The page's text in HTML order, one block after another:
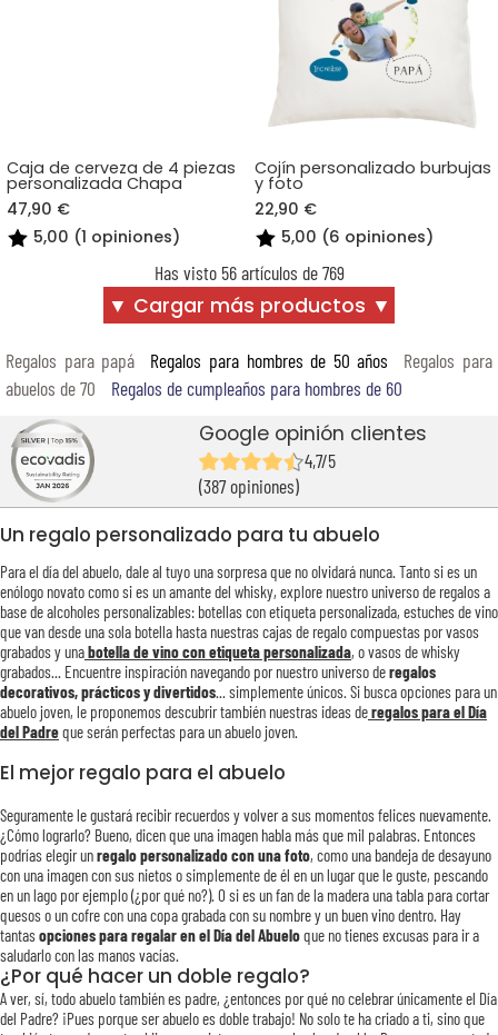
Caja de cerveza de 4 piezas
personalizada Chapa
47,90 €
5,00 (1 opiniones)
Cojín personalizado burbujas
y foto
22,90 €
5,00 (6 opiniones)
Has visto 56 artículos de 769
▼ Cargar más productos ▼
Regalos para papá Regalos para hombres de 50 años
Regalos para
abuelos de 70
Regalos de cumpleaños para hombres de 60
Google opinión clientes
4,7/5
(387 opiniones)
Un regalo personalizado para tu abuelo
Para el día del abuelo, dale al tuyo una sorpresa que no olvidará nunca. Tanto si es un
enólogo novato como si es un amante del whisky, explore nuestro universo de regalos a
base de alcoholes personalizables: botellas con etiqueta personalizada, estuches de vino
que van desde una sola botella hasta nuestras cajas de regalo compuestas por vasos
grabados y unabotella de vino con etiqueta personalizada, o vasos de whisky
grabados... Encuentre inspiración navegando por nuestro universo deregalos
decorativos, prácticos y divertidos... simplemente únicos. Si busca opciones para un
abuelo joven, le proponemos descubrir también nuestras ideas deregalos para el Día
del Padreque serán perfectas para un abuelo joven.
El mejor regalo para el abuelo
Seguramente le gustará recibir recuerdos y volver a sus momentos felices nuevamente.
¿Cómo lograrlo? Bueno, dicen que una imagen habla más que mil palabras. Entonces
podrías elegir unregalo personalizado con una foto, como una bandeja de desayuno
con una imagen con sus nietos o simplemente de él en un lugar que le guste, pescando
en un lago por ejemplo (¿por qué no?). O si es un fan de la madera una tabla para cortar
quesos o un cofre con una copa grabada con su nombre y un buen vino dentro. Hay
tantasopciones para regalar en el Día del Abueloque no tienes excusas para ir a
saludarlo con las manos vacías.
¿Por qué hacer un doble regalo?
A ver, sí, todo abuelo también es padre, ¿entonces por qué no celebrar únicamente el Día
del Padre? ¡Pues porque ser abuelo es doble trabajo! No solo te ha criado a ti, sino que